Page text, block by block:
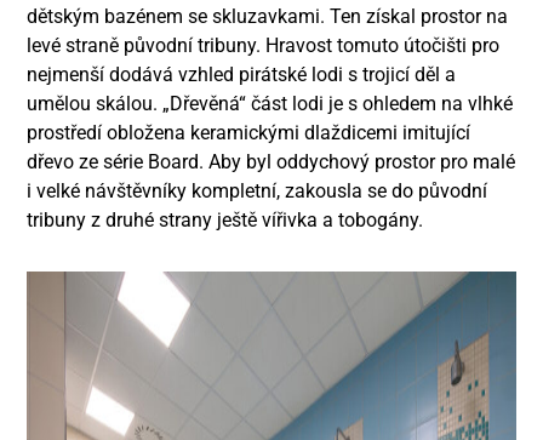
dětským bazénem se skluzavkami. Ten získal prostor na
levé straně původní tribuny. Hravost tomuto útočišti pro
nejmenší dodává vzhled pirátské lodi s trojicí děl a
umělou skálou. „Dřevěná“ část lodi je s ohledem na vlhké
prostředí obložena keramickými dlaždicemi imitující
dřevo ze série Board. Aby byl oddychový prostor pro malé
i velké návštěvníky kompletní, zakousla se do původní
tribuny z druhé strany ještě vířivka a tobogány.